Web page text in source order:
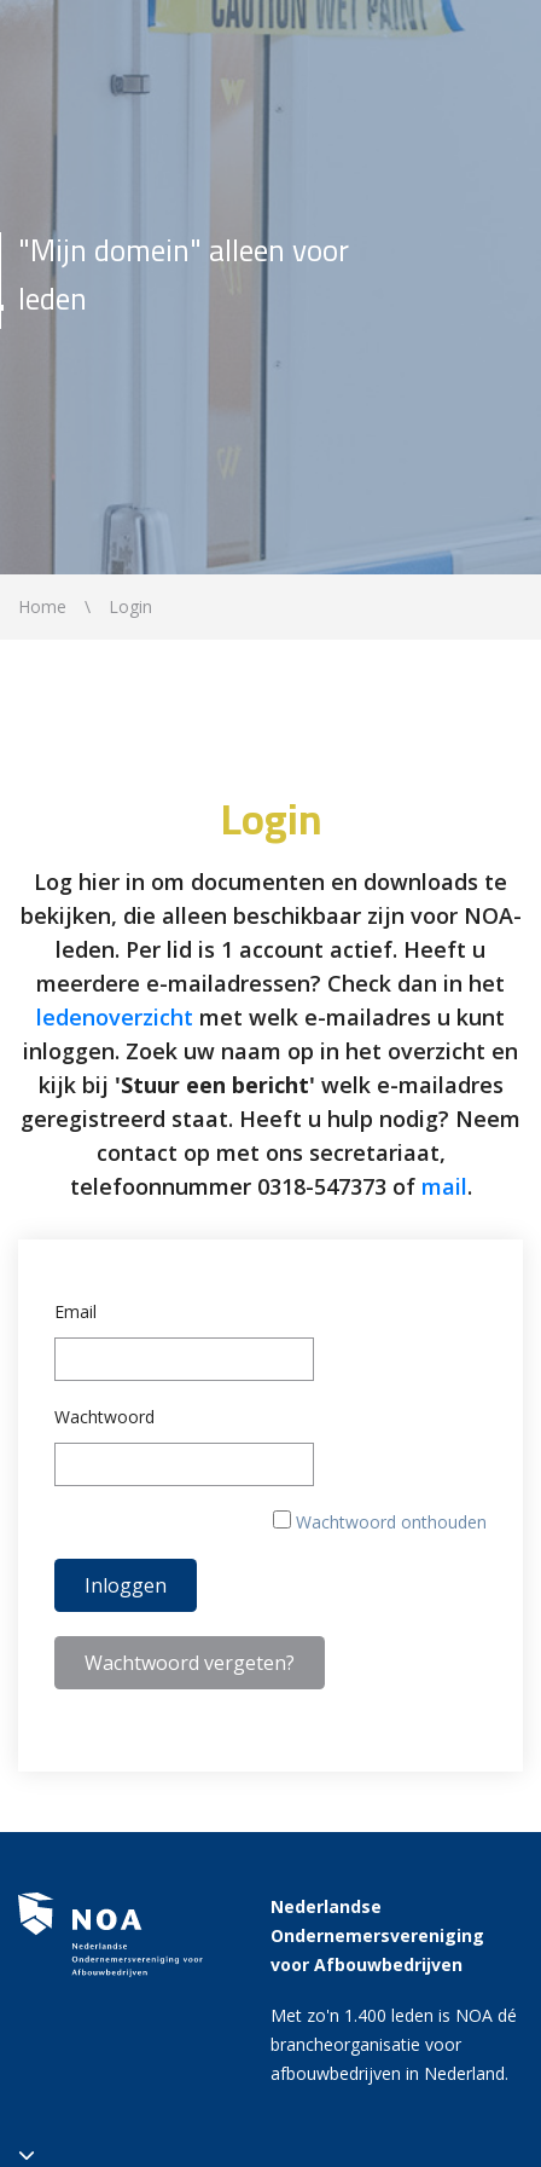
"Mijn domein" alleen voor
leden
Home Login
Login
Log hier in om documenten en downloads te
bekijken, die alleen beschikbaar zijn voor NOA-
leden. Per lid is 1 account actief. Heeft u
meerdere e-mailadressen? Check dan in het
ledenoverzicht met welk e-mailadres u kunt
inloggen. Zoek uw naam op in het overzicht en
kijk bij 'Stuur een bericht' welk e-mailadres
geregistreerd staat. Heeft u hulp nodig? Neem
contact op met ons secretariaat,
telefoonnummer 0318-547373 of mail.
Email
Wachtwoord
Wachtwoord onthouden
Wachtwoord vergeten?
Nederlandse
Ondernemersvereniging
voor Afbouwbedrijven
Met zo'n 1.400 leden is NOA dé
brancheorganisatie voor
afbouwbedrijven in Nederland.